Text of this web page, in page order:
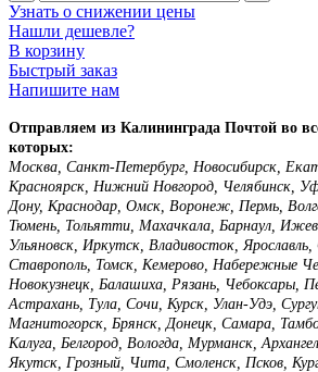
Узнать о снижении цены
Нашли дешевле?
В корзину
Быстрый заказ
Напишите нам
Отправляем из Калининграда Почтой во
которых:
Москва, Санкт-Петербург, Новосибирск,
Красноярск, Нижний Новгород, Челябинск,
Дону, Краснодар, Омск, Воронеж, Пермь,
Тюмень, Тольятти, Махачкала, Барнаул,
Ульяновск, Иркутск, Владивосток, Ярославль,
Ставрополь, Томск, Кемерово, Набережные
Новокузнецк, Балашиха, Рязань, Чебоксары,
Астрахань, Тула, Сочи, Курск, Улан-Удэ,
Магнитогорск, Брянск, Донецк, Самара,
Калуга, Белгород, Вологда, Мурманск,
Якутск, Грозный, Чита, Смоленск, Псков,